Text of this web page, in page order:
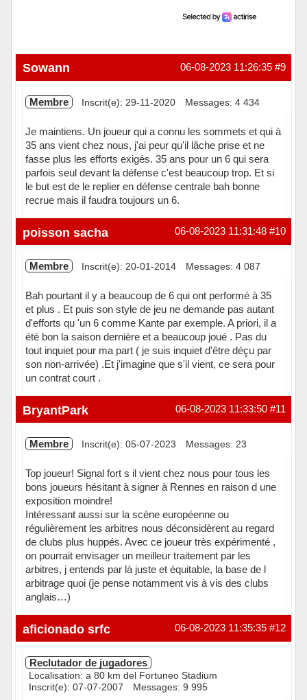
#9
06-08-2023 11:26:35
Sowann
Membre Inscrit(e): 29-11-2020 Messages: 4 434
Je maintiens. Un joueur qui a connu les sommets et qui à
35 ans vient chez nous, j'ai peur qu'il lâche prise et ne
fasse plus les efforts exigés. 35 ans pour un 6 qui sera
parfois seul devant la défense c'est beaucoup trop. Et si
le but est de le replier en défense centrale bah bonne
recrue mais il faudra toujours un 6.
Hors ligne #10
06-08-2023 11:31:48
poisson sacha
Membre Inscrit(e): 20-01-2014 Messages: 4 087
Bah pourtant il y a beaucoup de 6 qui ont performé à 35
et plus . Et puis son style de jeu ne demande pas autant
d'efforts qu 'un 6 comme Kante par exemple. A priori, il a
été bon la saison dernière et a beaucoup joué . Pas du
tout inquiet pour ma part ( je suis inquiet d'être déçu par
son non-arrivée) .Et j'imagine que s'il vient, ce sera pour
un contrat court .
Hors ligne #11
06-08-2023 11:33:50
BryantPark
Membre Inscrit(e): 05-07-2023 Messages: 23
Top joueur! Signal fort s il vient chez nous pour tous les
bons joueurs hésitant à signer à Rennes en raison d une
exposition moindre!
Intéressant aussi sur la scène européenne ou
régulièrement les arbitres nous déconsidèrent au regard
de clubs plus huppés. Avec ce joueur très expérimenté ,
on pourrait envisager un meilleur traitement par les
arbitres, j entends par là juste et équitable, la base de l
arbitrage quoi (je pense notamment vis à vis des clubs
anglais…)
Hors ligne #12
06-08-2023 11:35:35
aficionado srfc
Reclutador de jugadores
Localisation: a 80 km del Fortuneo Stadium
Inscrit(e): 07-07-2007
Messages: 9 995